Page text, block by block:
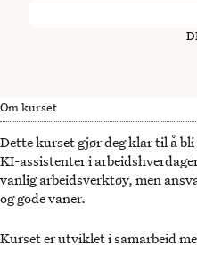
Om kurset
Dette kurset gjør deg klar til å
KI-assistenter i
vanlig arbeidsverktøy, men
og gode vaner.
Kurset er utviklet i samarbeid